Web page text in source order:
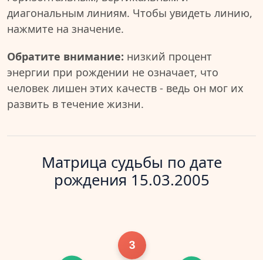
диагональным линиям. Чтобы увидеть линию,
нажмите на значение.
Обратите внимание: низкий процент
энергии при рождении не означает, что
человек лишен этих качеств - ведь он мог их
развить в течение жизни.
Матрица судьбы по дате
рождения 15.03.2005
3